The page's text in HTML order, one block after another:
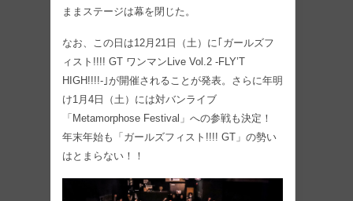
ままステージは幕を閉じた。
なお、この日は12月21日（土）に｢ガールズフ
ィスト!!!! GT ワンマンLive Vol.2 -FLY’T
HIGH!!!!-｣が開催されることが発表。さらに年明
け1月4日（土）には対バンライブ
「Metamorphose Festival」への参戦も決定！
年末年始も「ガールズフィスト!!!! GT」の勢い
はとまらない！！